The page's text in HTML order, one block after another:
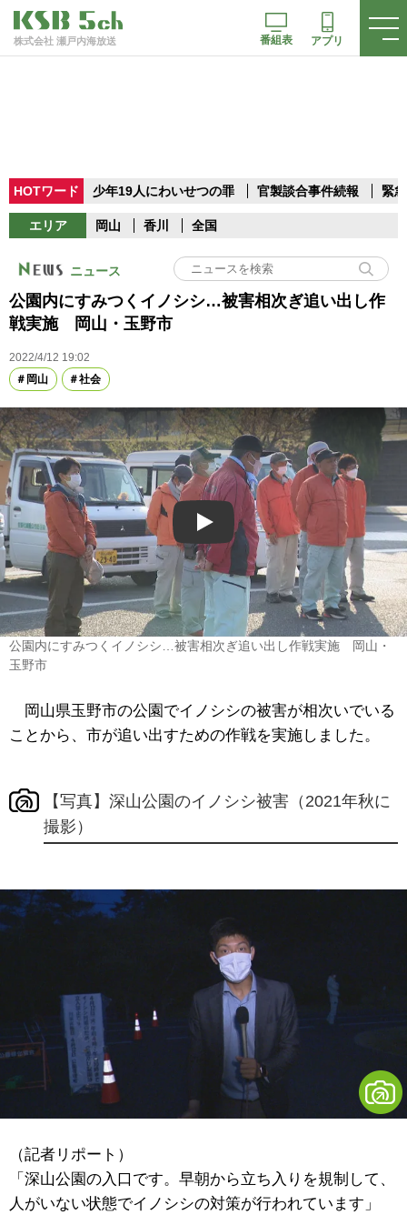
株式会社 瀬戸内海放送 番組表 アプリ
HOTワード 少年19人にわいせつの罪 官製談合事件続報 緊
エリア 岡山 香川 全国
ニュース
公園内にすみつくイノシシ…被害相次ぎ追い出し作
戦実施 岡山・玉野市
2022/4/12 19:02
岡山
社会
Play
公園内にすみつくイノシシ…被害相次ぎ追い出し作戦実施 岡山・
玉野市
岡山県玉野市の公園でイノシシの被害が相次いでいる
ことから、市が追い出すための作戦を実施しました。
【写真】深山公園のイノシシ被害（2021年秋に
撮影）
（記者リポート）
「深山公園の入口です。早朝から立ち入りを規制して、
人がいない状態でイノシシの対策が行われています」